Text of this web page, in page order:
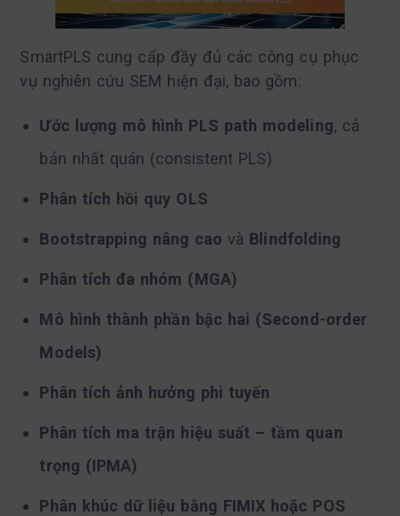
SmartPLS cung cấp đầy đủ các công cụ phục
vụ nghiên cứu SEM hiện đại, bao gồm:
Ước lượng mô hình PLS path modeling, cả
bản nhất quán (consistent PLS)
Phân tích hồi quy OLS
Bootstrapping nâng cao và Blindfolding
Phân tích đa nhóm (MGA)
Mô hình thành phần bậc hai (Second-order
Models)
Phân tích ảnh hưởng phi tuyến
Phân tích ma trận hiệu suất – tầm quan
trọng (IPMA)
Phân khúc dữ liệu bằng FIMIX hoặc POS